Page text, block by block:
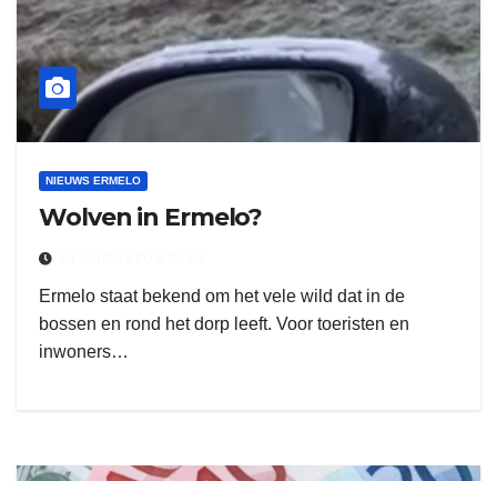
NIEUWS ERMELO
Wolven in Ermelo?
Ermelo staat bekend om het vele wild dat in de
bossen en rond het dorp leeft. Voor toeristen en
inwoners…